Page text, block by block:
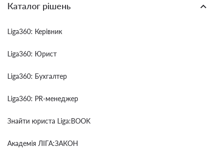
Каталог рішень
Liga360: Керівник
Liga360: Юрист
Liga360: Бухгалтер
Liga360: PR-менеджер
Знайти юриста Liga:BOOK
Академія ЛІГА:ЗАКОН